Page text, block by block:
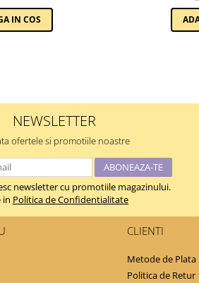
IN COS
NEWSLETTER
ofertele si promotiile noastre
newsletter cu promotiile magazinului.
in Politica de Confidentialitate
CLIENTI
Metode de Plata
Politica de Retur